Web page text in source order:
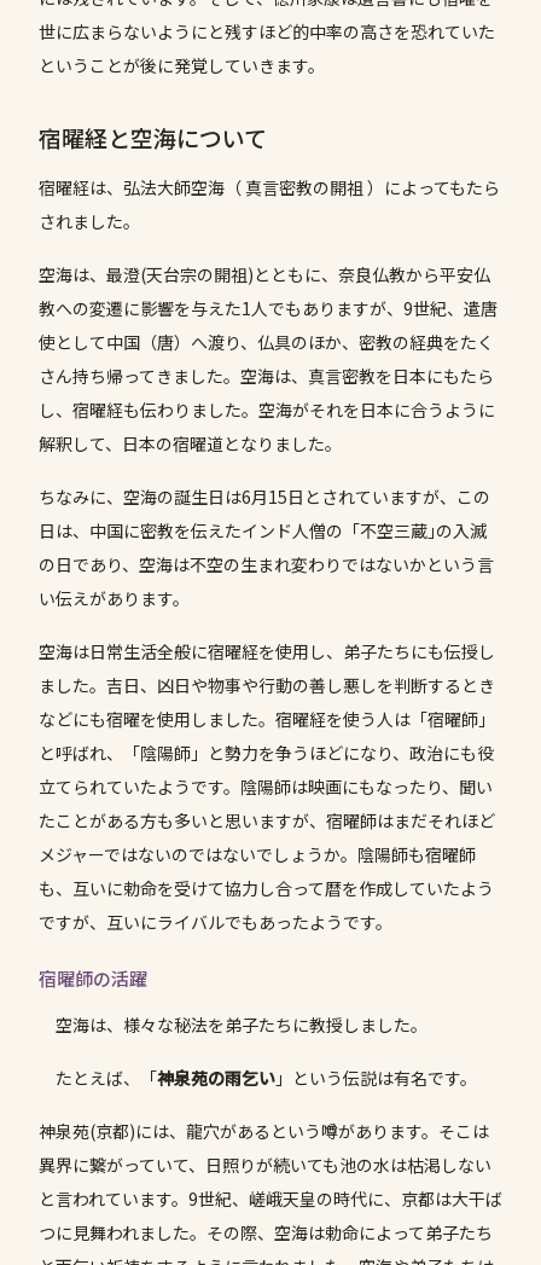
世に広まらないようにと残すほど的中率の高さを恐れていた
ということが後に発覚していきます。
宿曜経と空海について
宿曜経は、弘法大師空海（ 真言密教の開祖 ）によってもたら
されました。
空海は、最澄(天台宗の開祖)とともに、奈良仏教から平安仏
教への変遷に影響を与えた1人でもありますが、9世紀、遣唐
使として中国（唐）へ渡り、仏具のほか、密教の経典をたく
さん持ち帰ってきました。空海は、真言密教を日本にもたら
し、宿曜経も伝わりました。空海がそれを日本に合うように
解釈して、日本の宿曜道となりました。
ちなみに、空海の誕生日は6月15日とされていますが、この
日は、中国に密教を伝えたインド人僧の「不空三蔵｣の入滅
の日であり、空海は不空の生まれ変わりではないかという言
い伝えがあります。
空海は日常生活全般に宿曜経を使用し、弟子たちにも伝授し
ました。吉日、凶日や物事や行動の善し悪しを判断するとき
などにも宿曜を使用しました。宿曜経を使う人は「宿曜師」
と呼ばれ、「陰陽師」と勢力を争うほどになり、政治にも役
立てられていたようです。陰陽師は映画にもなったり、聞い
たことがある方も多いと思いますが、宿曜師はまだそれほど
メジャーではないのではないでしょうか。陰陽師も宿曜師
も、互いに勅命を受けて協力し合って暦を作成していたよう
ですが、互いにライバルでもあったようです。
宿曜師の活躍
空海は、様々な秘法を弟子たちに教授しました。
たとえば、「神泉苑の雨乞い 」という伝説は有名です。
神泉苑(京都)には、龍穴があるという噂があります。そこは
異界に繋がっていて、日照りが続いても池の水は枯渇しない
と言われています。9世紀、嵯峨天皇の時代に、京都は大干ば
つに見舞われました。その際、空海は勅命によって弟子たち